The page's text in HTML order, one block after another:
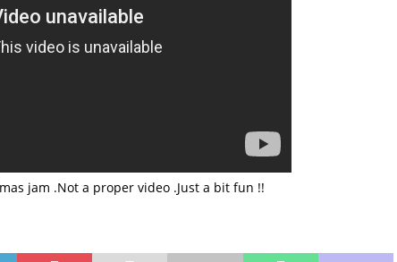
jam .Not a proper video .Just a bit fun !!